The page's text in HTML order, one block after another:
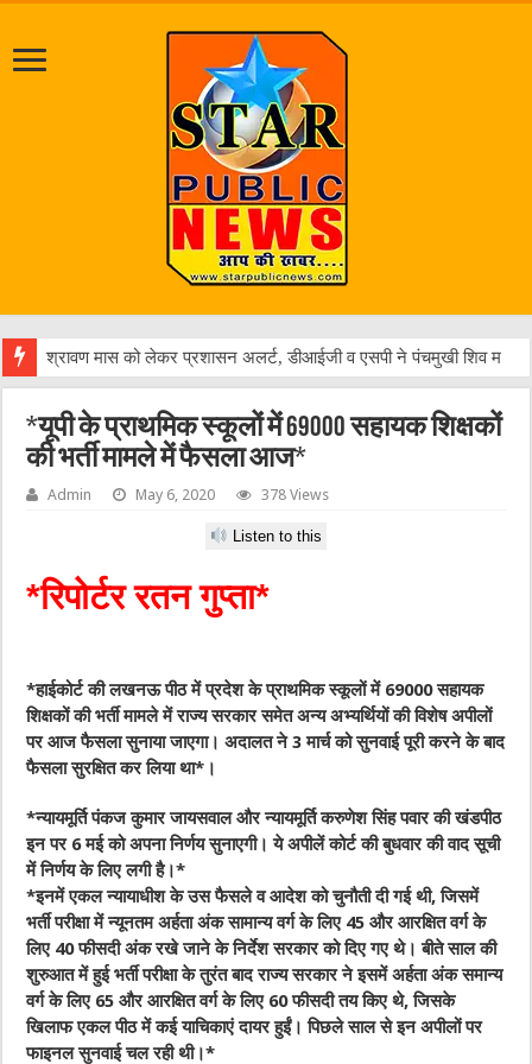
पत्रक
*यूपी के प्राथमिक स्कूलों में 69000 सहायक शिक्षकों
की भर्ती मामले में फैसला आज*
Admin May 6, 2020 378 Views
Listen to this
*रिपोर्टर रतन गुप्ता*
*हाईकोर्ट की लखनऊ पीठ में प्रदेश के प्राथमिक स्कूलों में 69000 सहायक
शिक्षकों की भर्ती मामले में राज्य सरकार समेत अन्य अभ्यर्थियों की विशेष अपीलों
पर आज फैसला सुनाया जाएगा। अदालत ने 3 मार्च को सुनवाई पूरी करने के बाद
फैसला सुरक्षित कर लिया था*।
*न्यायमूर्ति पंकज कुमार जायसवाल और न्यायमूर्ति करुणेश सिंह पवार की खंडपीठ
इन पर 6 मई को अपना निर्णय सुनाएगी। ये अपीलें कोर्ट की बुधवार की वाद सूची
में निर्णय के लिए लगी है।*
*इनमें एकल न्यायाधीश के उस फैसले व आदेश को चुनौती दी गई थी, जिसमें
भर्ती परीक्षा में न्यूनतम अर्हता अंक सामान्य वर्ग के लिए 45 और आरक्षित वर्ग के
लिए 40 फीसदी अंक रखे जाने के निर्देश सरकार को दिए गए थे। बीते साल की
शुरुआत में हुई भर्ती परीक्षा के तुरंत बाद राज्य सरकार ने इसमें अर्हता अंक समान्य
वर्ग के लिए 65 और आरक्षित वर्ग के लिए 60 फीसदी तय किए थे, जिसके
खिलाफ एकल पीठ में कई याचिकाएं दायर हुईं। पिछले साल से इन अपीलों पर
फाइनल सुनवाई चल रही थी।*